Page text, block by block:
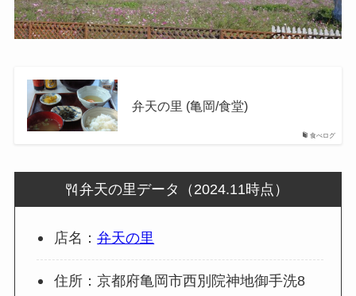
食べログ
弁天の里 (亀岡/食堂)
弁天の里データ（2024.11時点）
店名：弁天の里
住所：京都府亀岡市西別院神地御手洗8